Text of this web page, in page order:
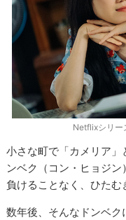
Netflixシリー
小さな町で「カメリア
ンベク（コン・ヒョジ
負けることなく、ひたむ
数年後、そんなドンベ